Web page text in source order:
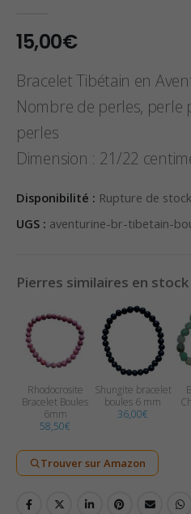
15,00€
Bracelet Tibétain en
Nombre de perles, perle
perles
Dimension : 21/22
Disponibilité : Rupture de stock
UGS : aventurine-br-tibetain-
Pierres similaires en stock
Rhodocrosite
Bracelet Boules
6mm
58,50€
Shungite bracelet
boules 6 mm
36,00€
Trouver sur Amazon